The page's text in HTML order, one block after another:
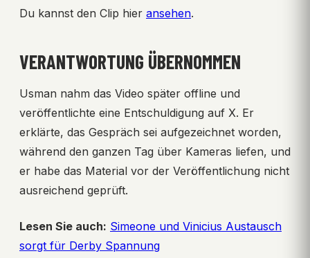
Du kannst den Clip hier ansehen.
VERANTWORTUNG ÜBERNOMMEN
Usman nahm das Video später offline und
veröffentlichte eine Entschuldigung auf X. Er
erklärte, das Gespräch sei aufgezeichnet worden,
während den ganzen Tag über Kameras liefen, und
er habe das Material vor der Veröffentlichung nicht
ausreichend geprüft.
Lesen Sie auch: Simeone und Vinicius Austausch
sorgt für Derby Spannung